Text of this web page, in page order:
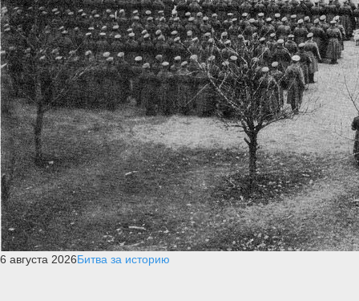
6 августа 2026Битва за историю